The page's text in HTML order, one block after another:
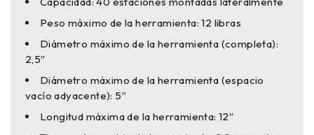
Peso máximo de la herramienta: 12 libras
Diámetro máximo de la herramienta (completa):
2,5″
Diámetro máximo de la herramienta (espacio
vacío adyacente): 5″
Longitud máxima de la herramienta: 12″